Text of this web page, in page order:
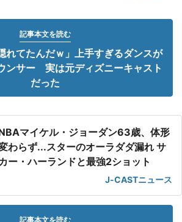
記事本文を読む
れてたんだｗ」上手すぎるダンスが
ンサー 実は元ディズニーキャスト
だった
マイケル・ジョーダン63歳、体形
わらず...スターのオーラダダ漏れ サ
ー・ハーランドと最強2ショット
J-CASTニュース
記事本文を読む